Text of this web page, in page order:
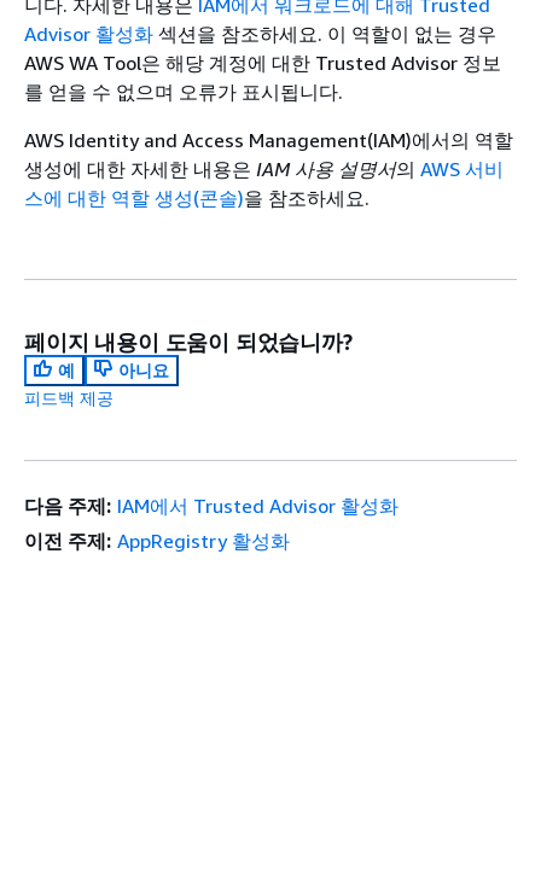
니다. 자세한 내용은 IAM에서 워크로드에 대해 Trusted
Advisor 활성화 섹션을 참조하세요. 이 역할이 없는 경우
AWS WA Tool은 해당 계정에 대한 Trusted Advisor 정보
를 얻을 수 없으며 오류가 표시됩니다.
AWS Identity and Access Management(IAM)에서의 역할
생성에 대한 자세한 내용은 IAM 사용 설명서의 AWS 서비
스에 대한 역할 생성(콘솔)을 참조하세요.
페이지 내용이 도움이 되었습니까?
예
아니요
피드백 제공
다음 주제: IAM에서 Trusted Advisor 활성화
이전 주제: AppRegistry 활성화